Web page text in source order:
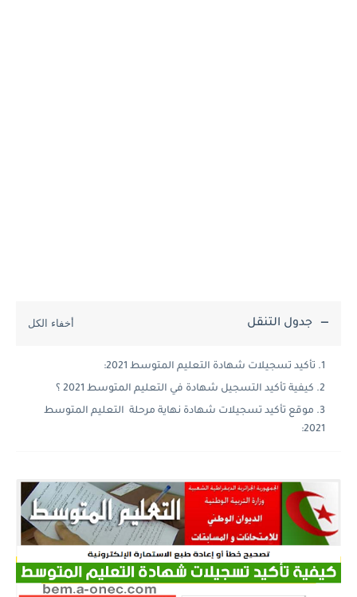
جدول التنقل
تأكيد تسجيلات شهادة التعليم المتوسط 2021:
كيفية تأكيد التسجيل شهادة في التعليم المتوسط 2021 ؟
موقع تأكيد تسجيلات شهادة نهاية مرحلة التعليم المتوسط
2021: